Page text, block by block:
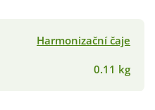
Harmonizační čaje
0.11 kg